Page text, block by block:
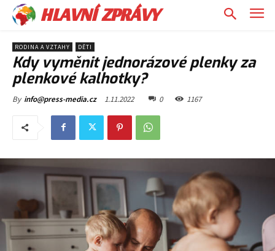
HLAVNÍ ZPRÁVY
RODINA A VZTAHY DĚTI
Kdy vyměnit jednorázové plenky za
plenkové kalhotky?
By info@press-media.cz 1.11.2022 0 1167